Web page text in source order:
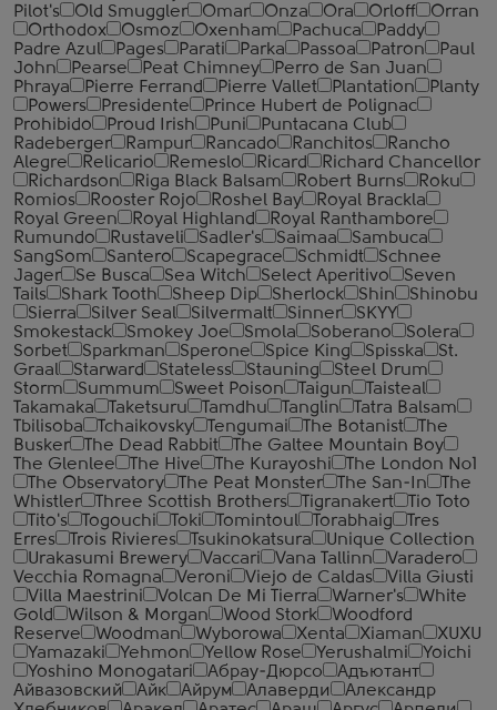
Pilot's
Old Smuggler Omar Onza Ora Orloff
Orran
Orthodox
Osmoz Oxenham Pachuca
Paddy
Padre Azul
Pages Parati Parka Passoa Patron
Paul
John
Pearse Peat Chimney
Perro de San Juan
Phraya
Pierre Ferrand Pierre Vallet Plantation
Planty
Powers
Presidente
Prince Hubert de Polignac
Prohibido
Proud Irish Puni
Puntacana Club
Radeberger
Rampur Rancado Ranchitos
Rancho
Alegre
Relicario Remeslo Ricard
Richard Chancellor
Richardson
Riga Black Balsam Robert Burns
Roku
Romios
Rooster Rojo Roshel Bay
Royal Brackla
Royal Green
Royal Highland
Royal Ranthambore
Rumundo
Rustaveli Sadler's Saimaa
Sambuca
SangSom
Santero Scapegrace Schmidt
Schnee
Jager
Se Busca Sea Witch Select Aperitivo
Seven
Tails
Shark Tooth Sheep Dip Sherlock Shin
Shinobu
Sierra
Silver Seal Silvermalt Sinner
SKYY
Smokestack
Smokey Joe Smola Soberano
Solera
Sorbet
Sparkman Sperone Spice King Spisska
St.
Graal
Starward Stateless Stauning
Steel Drum
Storm
Summum Sweet Poison Taigun
Taisteal
Takamaka
Taketsuru Tamdhu Tanglin
Tatra Balsam
Tbilisoba
Tchaikovsky Tengumai The Botanist
The
Busker
The Dead Rabbit
The Galtee Mountain Boy
The Glenlee
The Hive The Kurayoshi
The London №1
The Observatory
The Peat Monster The San-In
The
Whistler
Three Scottish Brothers Tigranakert
Tio Toto
Tito's
Togouchi Toki Tomintoul Torabhaig
Tres
Erres
Trois Rivieres Tsukinokatsura
Unique Collection
Urakasumi Brewery
Vaccari Vana Tallinn
Varadero
Vecchia Romagna
Veroni Viejo de Caldas
Villa Giusti
Villa Maestrini
Volcan De Mi Tierra Warner's
White
Gold
Wilson & Morgan Wood Stork
Woodford
Reserve
Woodman Wyborowa Xenta Xiaman
XUXU
Yamazaki
Yehmon Yellow Rose Yerushalmi
Yoichi
Yoshino Monogatari
Абрау-Дюрсо
Адъютант
Айвазовский
Айк Айрум Алаверди
Александр